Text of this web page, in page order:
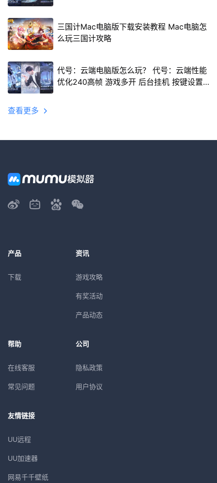
三国计Mac电脑版下载安装教程 Mac电脑怎
么玩三国计攻略
代号：云端电脑版怎么玩？ 代号：云端性能
优化240高帧 游戏多开 后台挂机 按键设置
查看更多
产品
下载
资讯
游戏攻略
有奖活动
产品动态
帮助
在线客服
常见问题
公司
隐私政策
用户协议
友情链接
UU远程
UU加速器
网易千千壁纸